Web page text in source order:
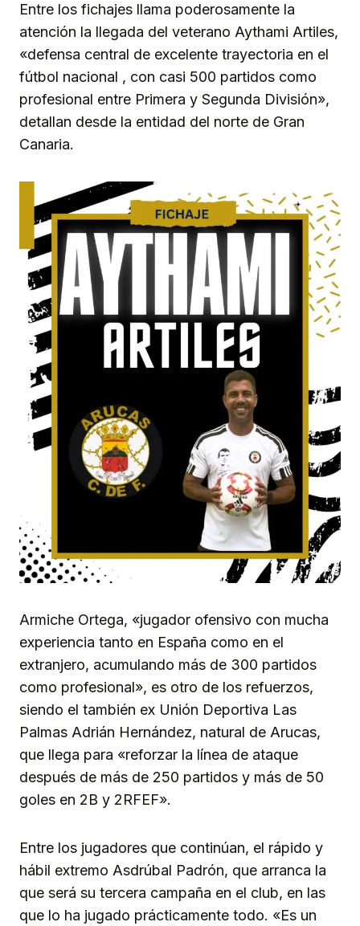
Entre los fichajes llama poderosamente la
atención la llegada del veterano Aythami Artiles,
«defensa central de excelente trayectoria en el
fútbol nacional , con casi 500 partidos como
profesional entre Primera y Segunda División»,
detallan desde la entidad del norte de Gran
Canaria.
Armiche Ortega, «jugador ofensivo con mucha
experiencia tanto en España como en el
extranjero, acumulando más de 300 partidos
como profesional», es otro de los refuerzos,
siendo el también ex Unión Deportiva Las
Palmas Adrián Hernández, natural de Arucas,
que llega para «reforzar la línea de ataque
después de más de 250 partidos y más de 50
goles en 2B y 2RFEF».
Entre los jugadores que continúan, el rápido y
hábil extremo Asdrúbal Padrón, que arranca la
que será su tercera campaña en el club, en las
que lo ha jugado prácticamente todo. «Es un